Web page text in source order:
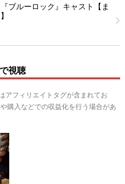
ブルーロック』キャスト【ま
視聴
アフィリエイトタグが含まれてお
購入などでの収益化を行う場合があ